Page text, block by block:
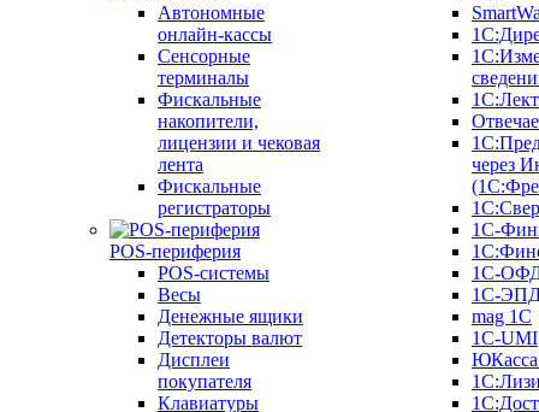
Автономные
онлайн-кассы
Сенсорные
терминалы
Фискальные
накопители,
лицензии и чековая
лента
Фискальные
регистраторы
POS-периферия
POS-системы
Весы
Денежные ящики
Детекторы валют
Дисплеи
покупателя
Клавиатуры
через
1С-
1С-
1С-
mag 1C
1C-UMI